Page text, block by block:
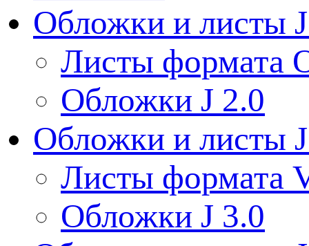
Обложки и листы
Листы формата
Обложки J 2.0
Обложки и листы
Листы формата
Обложки J 3.0